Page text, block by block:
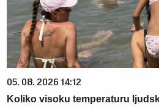
05. 08. 2026 14:12
Koliko visoku temperaturu